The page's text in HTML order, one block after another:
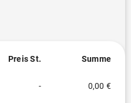
Preis St. Summe
- 0,00 €